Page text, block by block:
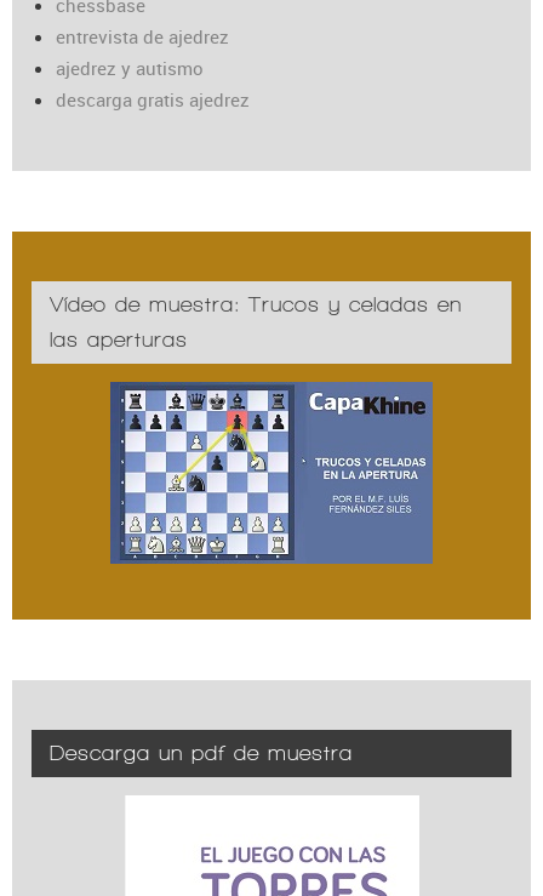
chessbase
entrevista de ajedrez
ajedrez y autismo
descarga gratis ajedrez
Vídeo de muestra: Trucos y celadas en
las aperturas
Descarga un pdf de muestra